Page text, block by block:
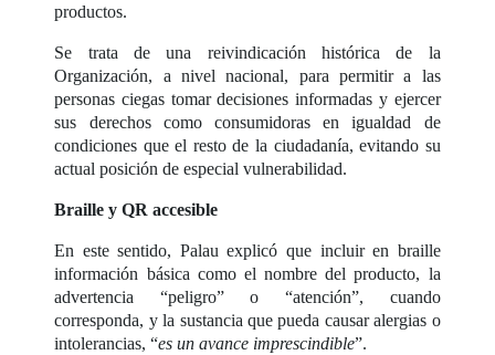
productos.
Se trata de una reivindicación histórica de la
Organización, a nivel nacional, para permitir a las
personas ciegas tomar decisiones informadas y ejercer
sus derechos como consumidoras en igualdad de
condiciones que el resto de la ciudadanía, evitando su
actual posición de especial vulnerabilidad.
Braille y QR accesible
En este sentido, Palau explicó que incluir en braille
información básica como el nombre del producto, la
advertencia “peligro” o “atención”, cuando
corresponda, y la sustancia que pueda causar alergias o
intolerancias, “es un avance imprescindible”.